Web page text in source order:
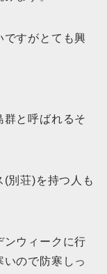
ですがとても興
群と呼ばれるそ
別荘)を持つ人も
ンウィークに行
ので防寒しっ